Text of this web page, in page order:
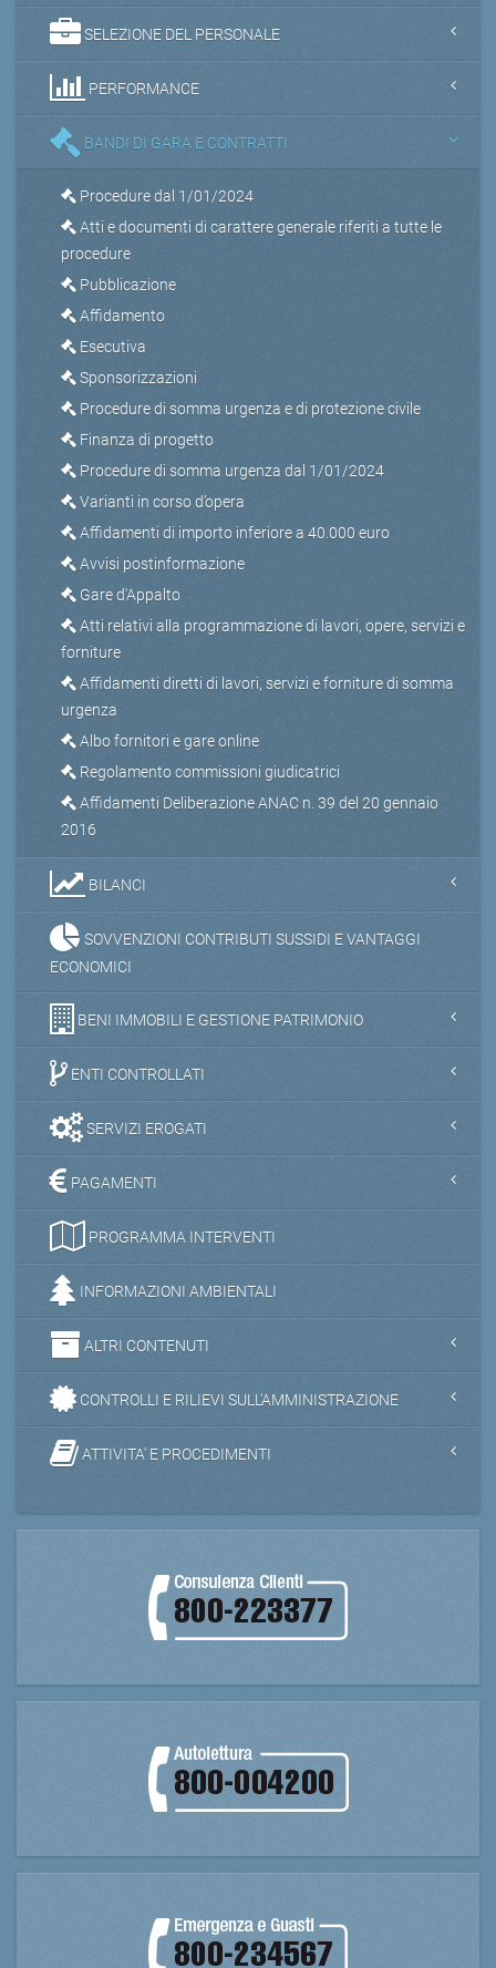
SELEZIONE DEL PERSONALE
PERFORMANCE
BANDI DI GARA E CONTRATTI
Procedure dal 1/01/2024
Atti e documenti di carattere generale riferiti a tutte le
procedure
Pubblicazione
Affidamento
Esecutiva
Sponsorizzazioni
Procedure di somma urgenza e di protezione civile
Finanza di progetto
Procedure di somma urgenza dal 1/01/2024
Varianti in corso d’opera
Affidamenti di importo inferiore a 40.000 euro
Avvisi postinformazione
Gare d'Appalto
Atti relativi alla programmazione di lavori, opere, servizi e
forniture
Affidamenti diretti di lavori, servizi e forniture di somma
urgenza
Albo fornitori e gare online
Regolamento commissioni giudicatrici
Affidamenti Deliberazione ANAC n. 39 del 20 gennaio
2016
BILANCI
SOVVENZIONI CONTRIBUTI SUSSIDI E VANTAGGI
ECONOMICI
BENI IMMOBILI E GESTIONE PATRIMONIO
ENTI CONTROLLATI
SERVIZI EROGATI
PAGAMENTI
PROGRAMMA INTERVENTI
INFORMAZIONI AMBIENTALI
ALTRI CONTENUTI
CONTROLLI E RILIEVI SULL'AMMINISTRAZIONE
ATTIVITA' E PROCEDIMENTI